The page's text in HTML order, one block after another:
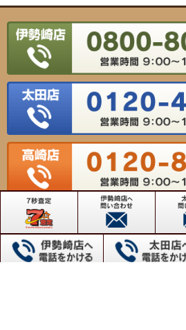
群馬県高崎市・前橋市・伊勢崎市・太田市・桐生市・沼
市・安中市・みどり市・佐波
群馬不動産売却センタ
【伊勢崎店】〒372-0817 群馬県伊勢
TEL：0800-800-5515 FAX：